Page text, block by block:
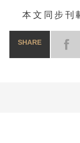
本文同步刊
SHARE